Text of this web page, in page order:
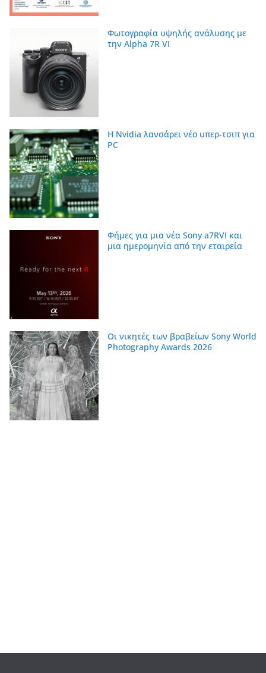
Φωτογραφία υψηλής ανάλυσης με
την Alpha 7R VI
Η Nvidia λανσάρει νέο υπερ-τσιπ για
PC
Φήμες για μια νέα Sony a7RVI και
μια ημερομηνία από την εταιρεία
Οι νικητές των βραβείων Sony World
Photography Awards 2026